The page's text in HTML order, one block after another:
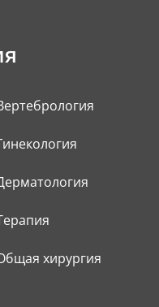
хирургия